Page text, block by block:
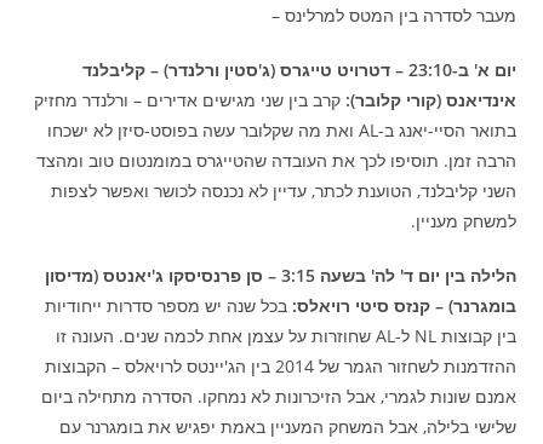
מעבר לסדרה בין המטס למרלינס –
יום א' ב-23:10 – דטרויט טייגרס (ג'סטין ורלנדר) – קליבלנד
אינדיאנס (קורי קלובר):קרב בין שני מגישים אדירים – ורלנדר מחזיק
בתואר הסיי-יאנג ב-AL ואת מה שקלובר עשה בפוסט-סיזן לא ישכחו
הרבה זמן. תוסיפו לכך את העובדה שהטייגרס במומנטום טוב ומהצד
השני קליבלנד, הטוענת לכתר, עדיין לא נכנסה לכושר ואפשר לצפות
למשחק מעניין.
הלילה בין יום ד' לה' בשעה 3:15 – סן פרנסיסקו ג'יאנטס (מדיסון
בומגרנר) – קנזס סיטי רויאלס:בכל שנה יש מספר סדרות ייחודיות
בין קבוצות NL ל-AL שחוזרות על עצמן אחת לכמה שנים. העונה זו
ההזדמנות לשחזור הגמר של 2014 בין הג'יינטס לרויאלס – הקבוצות
אמנם שונות לגמרי, אבל הזיכרונות לא נמחקו. הסדרה מתחילה ביום
שלישי בלילה, אבל המשחק המעניין באמת יפגיש את בומגרנר עם